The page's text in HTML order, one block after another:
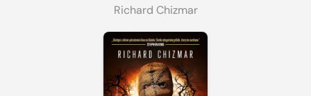
Richard Chizmar